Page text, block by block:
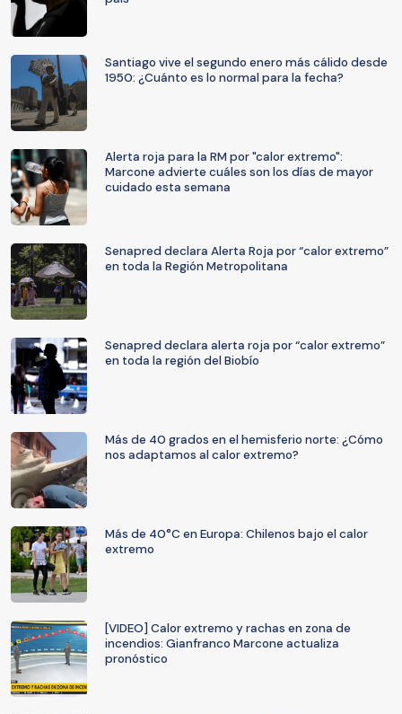
Santiago vive el segundo enero más cálido desde
1950: ¿Cuánto es lo normal para la fecha?
Alerta roja para la RM por "calor extremo":
Marcone advierte cuáles son los días de mayor
cuidado esta semana
Senapred declara Alerta Roja por “calor extremo”
en toda la Región Metropolitana
Senapred declara alerta roja por “calor extremo”
en toda la región del Biobío
Más de 40 grados en el hemisferio norte: ¿Cómo
nos adaptamos al calor extremo?
Más de 40°C en Europa: Chilenos bajo el calor
extremo
[VIDEO] Calor extremo y rachas en zona de
incendios: Gianfranco Marcone actualiza
pronóstico